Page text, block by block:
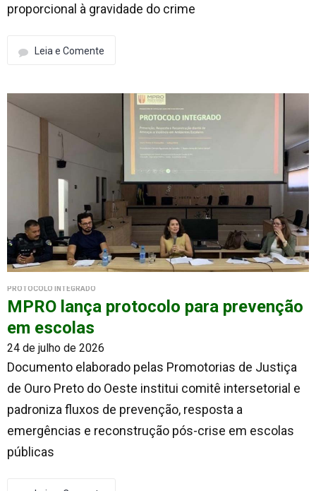
proporcional à gravidade do crime
Leia e Comente
PROTOCOLO INTEGRADO
MPRO lança protocolo para prevenção
em escolas
24 de julho de 2026
Documento elaborado pelas Promotorias de Justiça
de Ouro Preto do Oeste institui comitê intersetorial e
padroniza fluxos de prevenção, resposta a
emergências e reconstrução pós-crise em escolas
públicas